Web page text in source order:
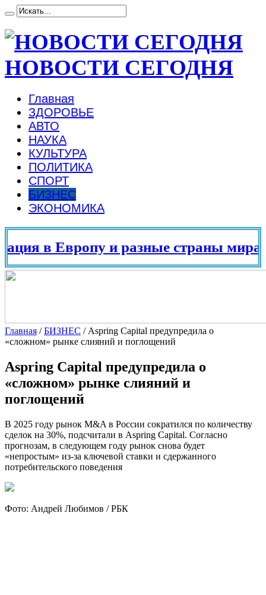
НОВОСТИ СЕГОДНЯ
Главная
ЗДОРОВЬЕ
АВТО
НАУКА
КУЛЬТУРА
ПОЛИТИКА
СПОРТ
БИЗНЕС
ЭКОНОМИКА
в Европу и разные страны мира в
Главная /БИЗНЕС / Aspring Capital предупредила о
«сложном» рынке слияний и поглощений
Aspring Capital предупредила о
«сложном» рынке слияний и
поглощений
В 2025 году рынок M&A в России сократился по количеству
сделок на 30%, подсчитали в Aspring Capital. Согласно
прогнозам, в следующем году рынок снова будет
«непростым» из-за ключевой ставки и сдержанного
потребительского поведения
Фото: Андрей Любимов / РБК